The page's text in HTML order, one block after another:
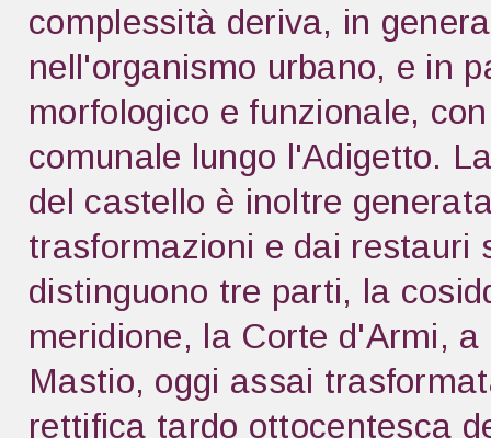
complessità deriva, in
nell'organismo urbano, e in
morfologico e funzionale,
comunale lungo l'Adigetto.
del castello è inoltre
trasformazioni e dai restauri
distinguono tre parti, la
meridione, la Corte d'Armi,
Mastio, oggi assai
rettifica tardo ottocentesca